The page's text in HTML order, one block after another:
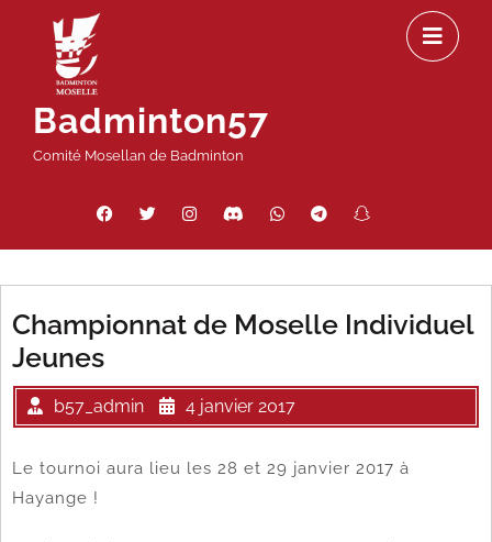
contenu
Badminton57
Comité Mosellan de Badminton
Facebook
Twitter InstagramDiscordWhatsAppTelegram
Championnat de Moselle Individuel
Jeunes
b57_admin 4 janvier 2017
Le tournoi aura lieu les 28 et 29 janvier 2017 à
Hayange !